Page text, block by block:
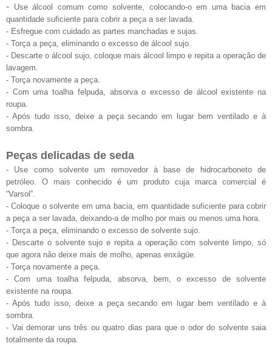
- Use álcool comum como solvente, colocando-o em uma bacia em
quantidade suficiente para cobrir a peça a ser lavada.
- Esfregue com cuidado as partes manchadas e sujas.
- Torça a peça, eliminando o excesso de álcool sujo.
- Descarte o álcool sujo, coloque mais álcool limpo e repita a operação de
lavagem.
- Torça novamente a peça.
- Com uma toalha felpuda, absorva o excesso de álcool existente na
roupa.
- Após tudo isso, deixe a peça secando em lugar bem ventilado e à
sombra.
Peças delicadas de seda
- Use como solvente um removedor à base de hidrocarboneto de
petróleo. O mais conhecido é um produto cuja marca comercial é
“Varsol”.
- Coloque o solvente em uma bacia, em quantidade suficiente para cobrir
a peça a ser lavada, deixando-a de molho por mais ou menos uma hora.
- Torça a peça, eliminando o excesso de solvente sujo.
- Descarte o solvente sujo e repita a operação com solvente limpo, só
que agora não deixe mais de molho, apenas enxágüe.
- Torça novamente a peça.
- Com uma toalha felpuda, absorva, bem, o excesso de solvente
existente na roupa.
- Após tudo isso, deixe a peça secando em lugar bem ventilado e à
sombra.
- Vai demorar uns três ou quatro dias para que o odor do solvente saia
totalmente da roupa.